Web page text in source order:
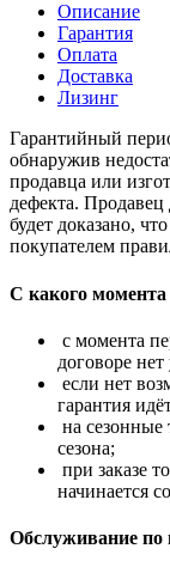
Описание
Гарантия
Оплата
Доставка
Лизинг
Гарантийный
обнаружив
продавца или
дефекта. Продавец
будет доказано,
покупателем
С какого момента
с момента
договоре
если нет
гарантия
на сезонные
сезона;
при заказе
начинается
Обслуживание по